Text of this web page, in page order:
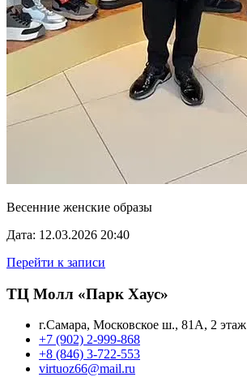
Весенние женские образы
Дата: 12.03.2026 20:40
Перейти к записи
ТЦ Молл «Парк Хаус»
г.Самара, Московское ш., 81А, 2 этаж
+7 (902) 2-999-868
+8 (846) 3-722-553
virtuoz66@mail.ru